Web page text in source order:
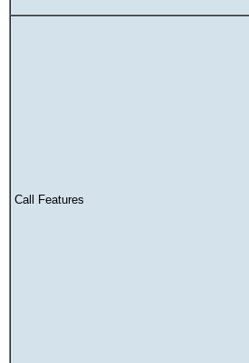
Call Features